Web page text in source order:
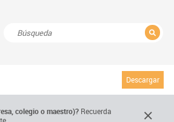
Descargar
colegio o maestro)? Recuerda